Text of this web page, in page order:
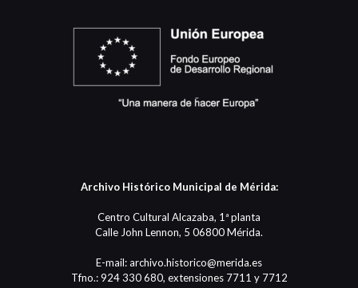
Archivo Histórico Municipal de Mérida:
Centro Cultural Alcazaba, 1ª planta
Calle John Lennon, 5 06800 Mérida.
E-mail: archivo.historico@merida.es
Tfno.: 924 330 680, extensiones 7711 y 7712